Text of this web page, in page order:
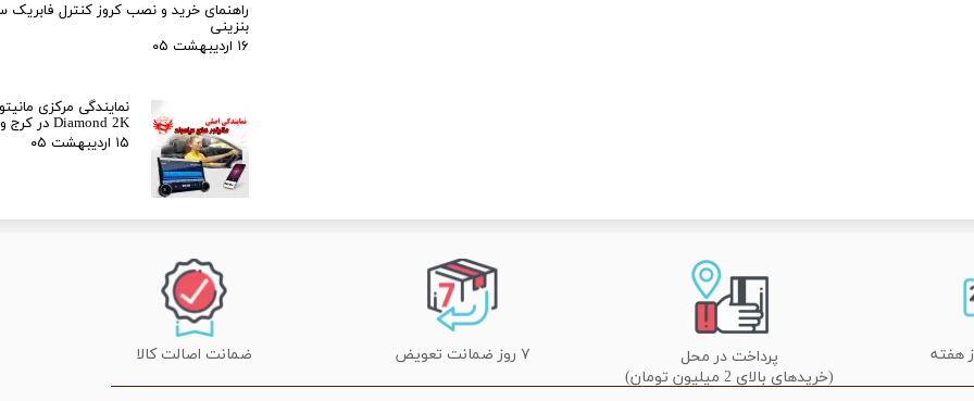
راهنمای خرید و نصب کروز کنترل
بنزینی
۱۶ اردیبهشت ۰۵
نمایندگی مرکزی
Diamond 2K در کرج و تهران
۱۵ اردیبهشت ۰۵
پرداخت در محل
(خریدهای بالای 2 میلیون تومان)
۷ روز ضمانت تعویض ضمانت اصالت کالا